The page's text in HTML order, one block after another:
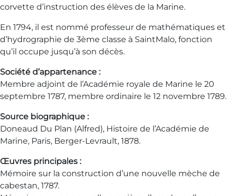
corvette d’instruction des élèves de la Marine.
En 1794, il est nommé professeur de mathématiques et
d’hydrographie de 3ème classe à SaintMalo, fonction
qu’il occupe jusqu’à son décès.
Société d’appartenance :
Membre adjoint de l’Académie royale de Marine le 20
septembre 1787, membre ordinaire le 12 novembre 1789.
Source biographique :
Doneaud Du Plan (Alfred), Histoire de l’Académie de
Marine, Paris, Berger-Levrault, 1878.
Œuvres principales :
Mémoire sur la construction d’une nouvelle mèche de
cabestan, 1787.